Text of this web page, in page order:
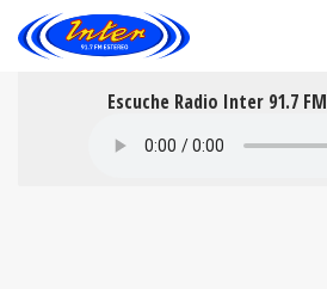
Escuche Radio Inter 91.7 FM